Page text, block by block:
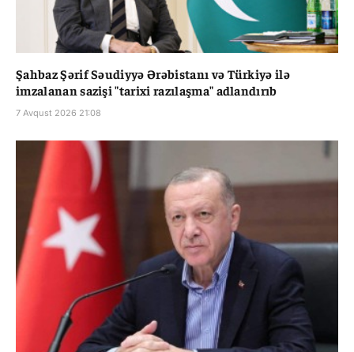
Şahbaz Şərif Səudiyyə Ərəbistanı və Türkiyə ilə
imzalanan sazişi "tarixi razılaşma" adlandırıb
7 Avqust 2026 21:08